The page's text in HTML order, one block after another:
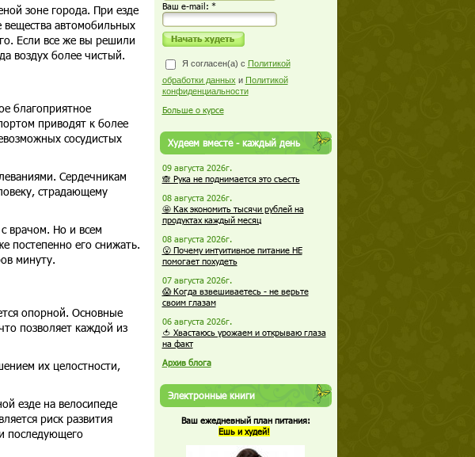
зоне города. При езде
автомобильных
Если все же вы решили
воздух более чистый.
благоприятное
приводят к более
сосудистых
Сердечникам
страдающему
врачом. Но и всем
постепенно его снижать.
минуту.
опорной. Основные
позволяет каждой из
их целостности,
езде на велосипеде
риск развития
последующего
Ваш е-mail: *
Я согласен(а) с Политикой
обработки данных и Политикой
конфиденциальности
Больше о курсе
Худеем вместе - каждый день
09 августа 2026г.
🙈 Рука не поднимается это съесть
08 августа 2026г.
🤩 Как экономить тысячи рублей на
продуктах каждый месяц
08 августа 2026г.
😮 Почему интуитивное питание НЕ
помогает похудеть
07 августа 2026г.
😱 Когда взвешиваетесь - не верьте
своим глазам
06 августа 2026г.
🍅 Хвастаюсь урожаем и открываю глаза
на факт
Архив блога
Электронные книги
Ваш ежедневный план питания:
Ешь и худей!